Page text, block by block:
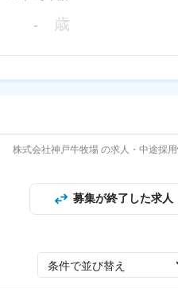
- 歳
株式会社神戸牛牧場 の求人・中途採
募集が終了した求人
条件で並び替え